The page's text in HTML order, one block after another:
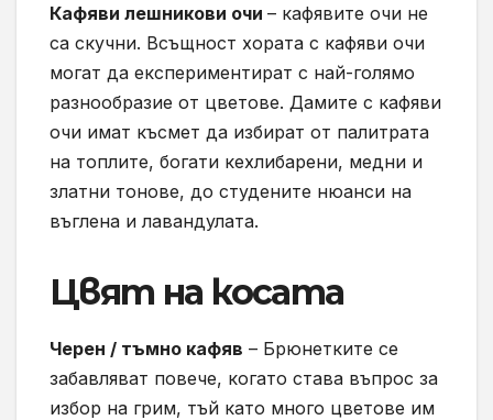
Кафяви лешникови очи – кафявите очи не
са скучни. Всъщност хората с кафяви очи
могат да експериментират с най-голямо
разнообразие от цветове. Дамите с кафяви
очи имат късмет да избират от палитрата
на топлите, богати кехлибарени, медни и
златни тонове, до студените нюанси на
въглена и лавандулата.
Цвят на косата
Черен / тъмно кафяв – Брюнетките се
забавляват повече, когато става въпрос за
избор на грим, тъй като много цветове им